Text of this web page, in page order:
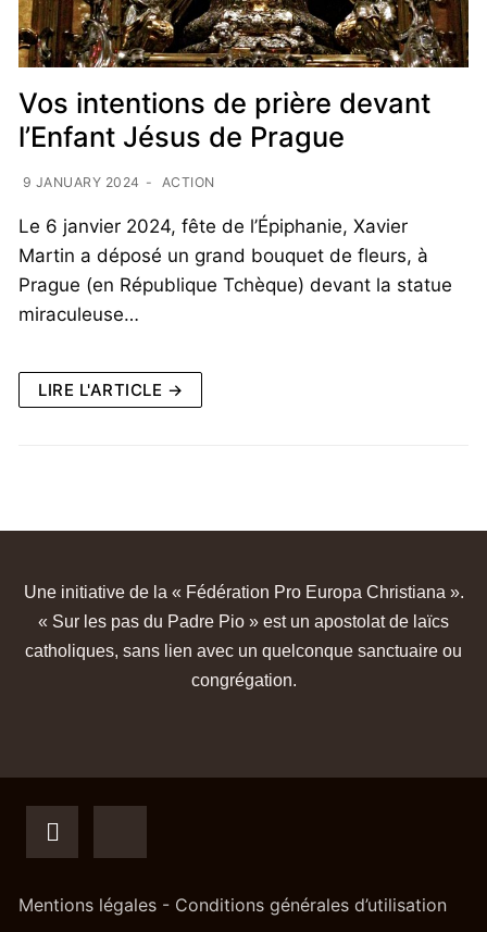
Vos intentions de prière devant
l’Enfant Jésus de Prague
9 JANUARY 2024 - ACTION
Le 6 janvier 2024, fête de l’Épiphanie, Xavier
Martin a déposé un grand bouquet de fleurs, à
Prague (en République Tchèque) devant la statue
miraculeuse…
LIRE L'ARTICLE →
Une initiative de la « Fédération Pro Europa Christiana ».
« Sur les pas du Padre Pio » est un apostolat de laïcs
catholiques, sans lien avec un quelconque sanctuaire ou
congrégation.
Mentions légales - Conditions générales d’utilisation